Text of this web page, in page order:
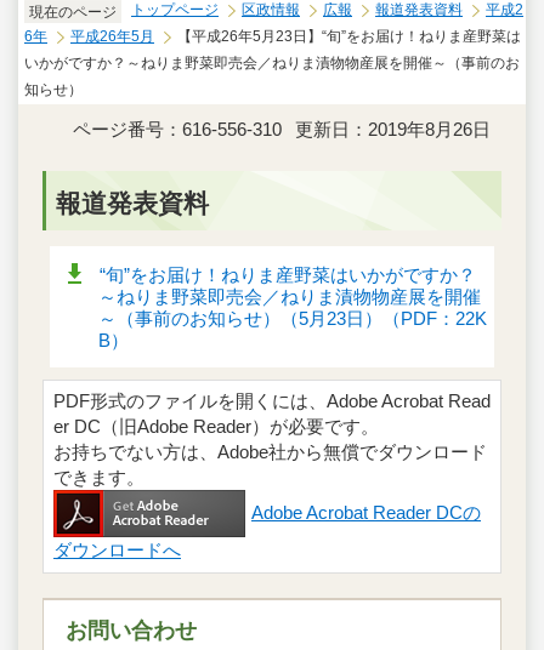
現在のページ トップページ 区政情報 広報 報道発表資料
平成2
6年
平成26年5月
【平成26年5月23日】“旬”をお届け！ねりま産野菜は
いかがですか？～ねりま野菜即売会／ねりま漬物物産展を開催～（事前のお
知らせ）
ページ番号：616-556-310 更新日：2019年8月26日
報道発表資料
“旬”をお届け！ねりま産野菜はいかがですか？
～ねりま野菜即売会／ねりま漬物物産展を開催
～（事前のお知らせ）（5月23日）（PDF：22K
B）
PDF形式のファイルを開くには、Adobe Acrobat Read
er DC（旧Adobe Reader）が必要です。
お持ちでない方は、Adobe社から無償でダウンロード
できます。
Adobe Acrobat Reader DCの
ダウンロードへ
お問い合わせ